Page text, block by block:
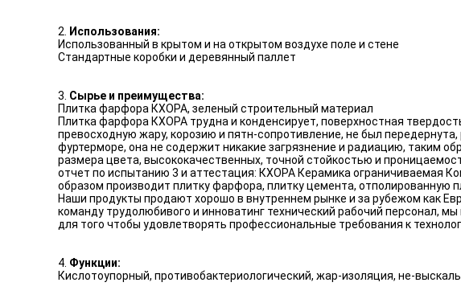
2.
Использования:
Использованный в крытом и на открытом воздухе поле и стене
Стандартные коробки и деревянный паллет
3. Сырье и преимущества:
Плитка фарфора КХОРА, зеленый строительный материал
Плитка фарфора КХОРА трудна и конденсирует, поверхностная
превосходную жару, корозию и пятн-сопротивление, не был
фуртерморе, она не содержит никакие загрязнение и радиацию, таким
размера цвета, высококачественных, точной стойкостью и
отчет по испытанию 3 и аттестация: КХОРА Керамика ограничиваемая
образом производит плитку фарфора, плитку цемента, отполированную
Наши продукты продают хорошо в внутреннем рынке и за рубежом как
команду трудолюбивого и инноватинг технический рабочий персонал,
для того чтобы удовлетворять профессиональные требования к
4. Функции:
Кислотоупорный, противобактериологический, жар-изоляция, не-